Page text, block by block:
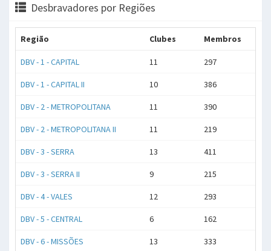
Desbravadores por Regiões
Região Clubes Membros
DBV - 1 - CAPITAL 11 297
DBV - 1 - CAPITAL II 10 386
DBV - 2 - METROPOLITANA 11 390
DBV - 2 - METROPOLITANA II 11 219
DBV - 3 - SERRA 13 411
DBV - 3 - SERRA II 9 215
DBV - 4 - VALES 12 293
DBV - 5 - CENTRAL 6 162
DBV - 6 - MISSÕES 13 333